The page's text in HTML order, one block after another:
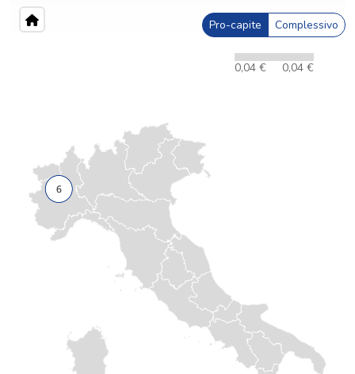
Pro-capite Complessivo
0,04 € 0,04 €